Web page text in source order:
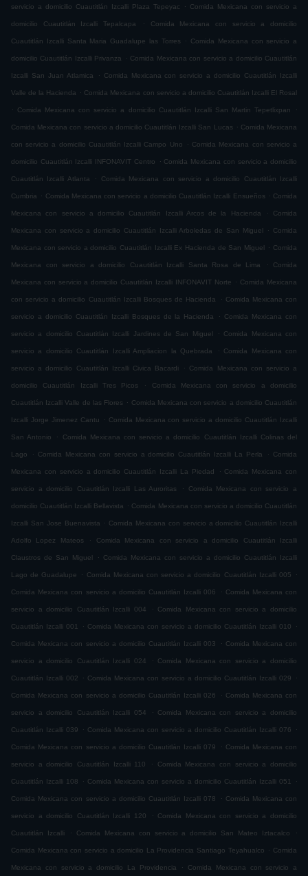
servicio a domicilio Cuautitlán Izcalli Plaza Tepeyac . Comida Mexicana con servicio a
domicilio Cuautitlán Izcalli Tepalcapa . Comida Mexicana con servicio a domicilio
Cuautitlán Izcalli Santa Maria Guadalupe las Torres . Comida Mexicana con servicio a
domicilio Cuautitlán Izcalli Privanza . Comida Mexicana con servicio a domicilio Cuautitlán
Izcalli San Juan Atlamica . Comida Mexicana con servicio a domicilio Cuautitlán Izcalli
Valle de la Hacienda . Comida Mexicana con servicio a domicilio Cuautitlán Izcalli El Rosal
.
Comida Mexicana con servicio a domicilio Cuautitlán Izcalli San Martin Tepetlixpan .
Comida Mexicana con servicio a domicilio Cuautitlán Izcalli San Lucas . Comida Mexicana
con servicio a domicilio Cuautitlán Izcalli Campo Uno . Comida Mexicana con servicio a
domicilio Cuautitlán Izcalli INFONAVIT Centro . Comida Mexicana con servicio a domicilio
Cuautitlán Izcalli Atlanta . Comida Mexicana con servicio a domicilio Cuautitlán Izcalli
Cumbria . Comida Mexicana con servicio a domicilio Cuautitlán Izcalli Ensueños . Comida
Mexicana con servicio a domicilio Cuautitlán Izcalli Arcos de la Hacienda . Comida
Mexicana con servicio a domicilio Cuautitlán Izcalli Arboledas de San Miguel . Comida
Mexicana con servicio a domicilio Cuautitlán Izcalli Ex Hacienda de San Miguel . Comida
Mexicana con servicio a domicilio Cuautitlán Izcalli Santa Rosa de Lima . Comida
Mexicana con servicio a domicilio Cuautitlán Izcalli INFONAVIT Norte . Comida Mexicana
con servicio a domicilio Cuautitlán Izcalli Bosques de Hacienda . Comida Mexicana con
servicio a domicilio Cuautitlán Izcalli Bosques de la Hacienda . Comida Mexicana con
servicio a domicilio Cuautitlán Izcalli Jardines de San Miguel . Comida Mexicana con
servicio a domicilio Cuautitlán Izcalli Ampliacion la Quebrada . Comida Mexicana con
servicio a domicilio Cuautitlán Izcalli Civica Bacardi . Comida Mexicana con servicio a
domicilio Cuautitlán Izcalli Tres Picos . Comida Mexicana con servicio a domicilio
Cuautitlán Izcalli Valle de las Flores . Comida Mexicana con servicio a domicilio Cuautitlán
Izcalli Jorge Jimenez Cantu . Comida Mexicana con servicio a domicilio Cuautitlán Izcalli
San Antonio . Comida Mexicana con servicio a domicilio Cuautitlán Izcalli Colinas del
Lago . Comida Mexicana con servicio a domicilio Cuautitlán Izcalli La Perla . Comida
Mexicana con servicio a domicilio Cuautitlán Izcalli La Piedad . Comida Mexicana con
servicio a domicilio Cuautitlán Izcalli Las Auroritas . Comida Mexicana con servicio a
domicilio Cuautitlán Izcalli Bellavista . Comida Mexicana con servicio a domicilio Cuautitlán
Izcalli San Jose Buenavista . Comida Mexicana con servicio a domicilio Cuautitlán Izcalli
Adolfo Lopez Mateos . Comida Mexicana con servicio a domicilio Cuautitlán Izcalli
Claustros de San Miguel . Comida Mexicana con servicio a domicilio Cuautitlán Izcalli
Lago de Guadalupe . Comida Mexicana con servicio a domicilio Cuautitlán Izcalli 005 .
Comida Mexicana con servicio a domicilio Cuautitlán Izcalli 006 . Comida Mexicana con
servicio a domicilio Cuautitlán Izcalli 004 . Comida Mexicana con servicio a domicilio
Cuautitlán Izcalli 001 . Comida Mexicana con servicio a domicilio Cuautitlán Izcalli 010 .
Comida Mexicana con servicio a domicilio Cuautitlán Izcalli 003 . Comida Mexicana con
servicio a domicilio Cuautitlán Izcalli 024 . Comida Mexicana con servicio a domicilio
Cuautitlán Izcalli 002 . Comida Mexicana con servicio a domicilio Cuautitlán Izcalli 029 .
Comida Mexicana con servicio a domicilio Cuautitlán Izcalli 026 . Comida Mexicana con
servicio a domicilio Cuautitlán Izcalli 054 . Comida Mexicana con servicio a domicilio
Cuautitlán Izcalli 039 . Comida Mexicana con servicio a domicilio Cuautitlán Izcalli 076 .
Comida Mexicana con servicio a domicilio Cuautitlán Izcalli 079 . Comida Mexicana con
servicio a domicilio Cuautitlán Izcalli 110 . Comida Mexicana con servicio a domicilio
Cuautitlán Izcalli 108 . Comida Mexicana con servicio a domicilio Cuautitlán Izcalli 051 .
Comida Mexicana con servicio a domicilio Cuautitlán Izcalli 078 . Comida Mexicana con
servicio a domicilio Cuautitlán Izcalli 120 . Comida Mexicana con servicio a domicilio
Cuautitlán Izcalli . Comida Mexicana con servicio a domicilio San Mateo Iztacalco .
Comida Mexicana con servicio a domicilio La Providencia Santiago Teyahualco . Comida
Mexicana con servicio a domicilio La Providencia . Comida Mexicana con servicio a